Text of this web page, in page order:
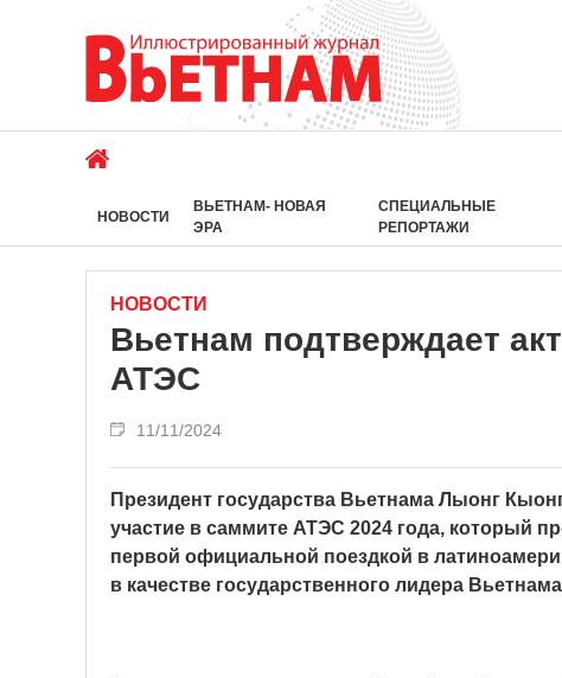
НОВОСТИ
ВЬЕТНАМ- НОВАЯ
ЭРА
СПЕЦИАЛЬНЫЕ
РЕПОРТАЖИ
НОВОСТИ
Вьетнам подтверждает
АТЭС
11/11/2024
Президент государства Вьетнама Лыонг
участие в саммите АТЭС 2024 года, который
первой официальной поездкой в
в качестве государственного лидера